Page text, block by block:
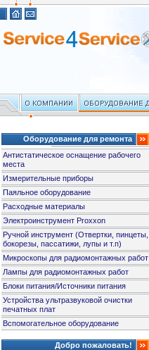
Оборудование для ремонта
Антистатическое оснащение рабочего
места
Измерительные приборы
Паяльное оборудование
Расходные материалы
Электроинструмент Proxxon
Ручной инструмент (Отвертки, пинцеты,
бокорезы, пассатижи, лупы и т.п)
Микроскопы для радиомонтажных работ
Лампы для радиомонтажных работ
Блоки питания/Источники питания
Устройства ультразвуковой очистки
печатных плат
Вспомогательное оборудование
Добро пожаловать!